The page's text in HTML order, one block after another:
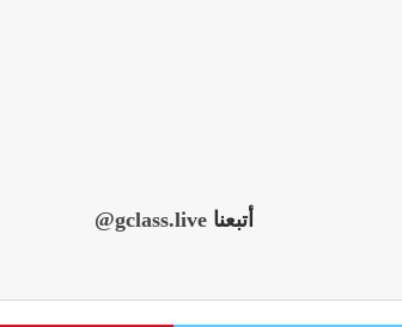
أتبعنا@gclass.live